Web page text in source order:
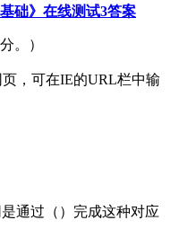
础》在线测试3答案
。）
，可在IE的URL栏中输
通过（）完成这种对应